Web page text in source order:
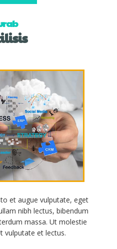
et augue vulputate, eget
nibh lectus, bibendum
massa. Ut molestie
vulputate et lectus.